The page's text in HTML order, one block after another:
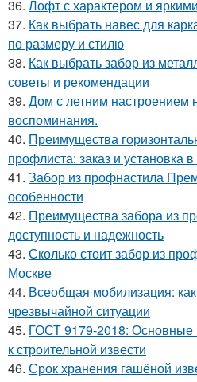
36. Лофт с характером и
37. Как выбрать навес для
по размеру и стилю
38. Как выбрать забор из
советы и рекомендации
39. Дом с летним настроением
воспоминания.
40. Преимущества
профлиста: заказ и установка
41. Забор из профнастила
особенности
42. Преимущества забора из
доступность и надежность
43. Сколько стоит забор из
Москве
44. Всеобщая мобилизация:
чрезвычайной ситуации
45. ГОСТ 9179-2018: Основные
к строительной извести
46. Срок хранения гашёной